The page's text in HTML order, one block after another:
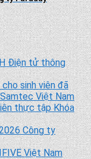
Điện tử thông
sinh viên đã
Việt Nam
thực tập Khóa
Công ty
Việt Nam